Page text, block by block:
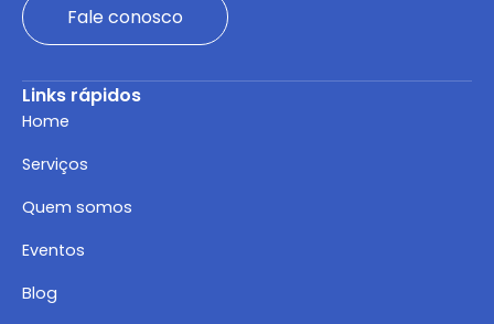
Fale conosco
Links rápidos
Home
Serviços
Quem somos
Eventos
Blog